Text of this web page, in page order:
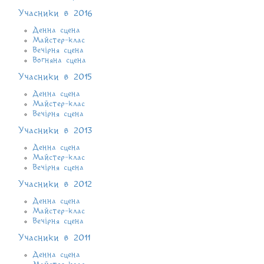
Учасники в 2016
Денна сцена
Майстер-клас
Вечірня сцена
Вогняна сцена
Учасники в 2015
Денна сцена
Майстер-клас
Вечірня сцена
Учасники в 2013
Денна сцена
Майстер-клас
Вечірня сцена
Учасники в 2012
Денна сцена
Майстер-клас
Вечірня сцена
Учасники в 2011
Денна сцена